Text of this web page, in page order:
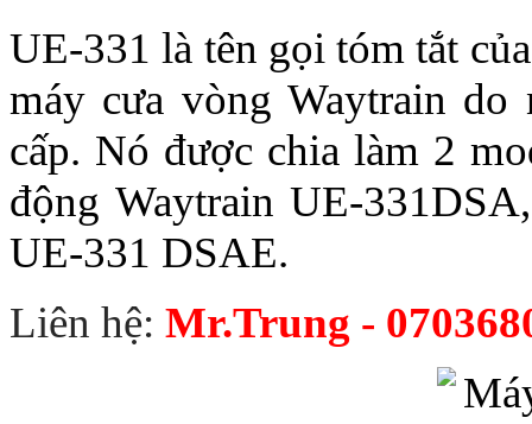
UE-331 là tên gọi tóm tắt
máy cưa vòng Waytrain
cấp. Nó được chia làm 2
động Waytrain UE-
UE-331 DSAE.
Liên hệ: Mr.Trung -